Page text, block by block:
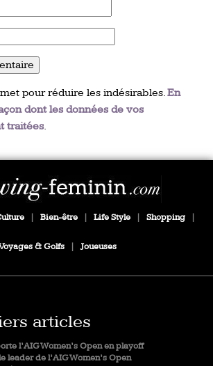
pour réduire les indésirables.En
dont les données de vos
traitées.
Bien-être Life Style Shopping
& Golfs Joueuses
articles
l’AIG Women’s Open en playoff
leader de l’AIG Women’s Open